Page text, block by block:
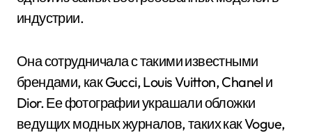
индустрии.
Она сотрудничала с такими известными
брендами, как Gucci, Louis Vuitton, Chanel и
Dior. Ее фотографии украшали обложки
ведущих модных журналов, таких как Vogue,